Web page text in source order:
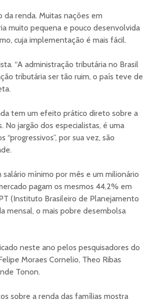
renda. Muitas nações em
muito pequena e pouco desenvolvida
cuja implementação é mais fácil.
“A administração tributária no Brasil
tributária ser tão ruim, o país teve de
tem um efeito prático direto sobre a
No jargão dos especialistas, é uma
por sua vez, são
mínimo por mês e um milionário
pagam os mesmos 44,2% em
(Instituto Brasileiro de Planejamento
mensal, o mais pobre desembolsa
neste ano pelos pesquisadores do
Moraes Cornelio, Theo Ribas
Tonon.
sobre a renda das famílias mostra